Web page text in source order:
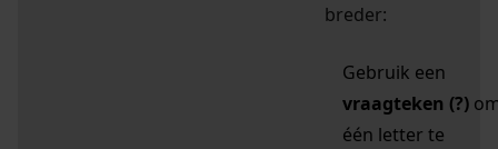
breder:
Gebruik een
vraagteken (?)
één letter te